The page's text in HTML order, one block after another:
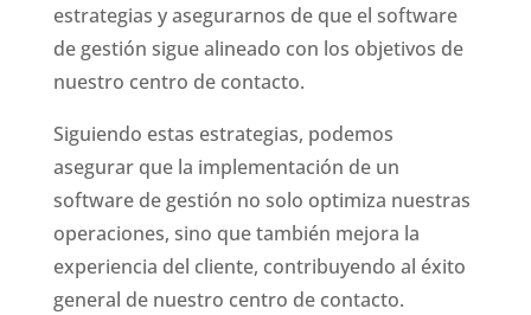
estrategias y asegurarnos de que el software
de gestión sigue alineado con los objetivos de
nuestro centro de contacto.
Siguiendo estas estrategias, podemos
asegurar que la implementación de un
software de gestión no solo optimiza nuestras
operaciones, sino que también mejora la
experiencia del cliente, contribuyendo al éxito
general de nuestro centro de contacto.